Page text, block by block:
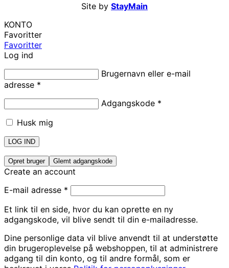
Site by StayMain
KONTO
Favoritter
Favoritter
Log ind
Brugernavn eller e-mail
adresse *
Adgangskode *
Husk mig
LOG IND
Opret bruger Glemt adgangskode
Create an account
E-mail adresse *
Et link til en side, hvor du kan oprette en ny
adgangskode, vil blive sendt til din e-mailadresse.
Dine personlige data vil blive anvendt til at understøtte
din brugeroplevelse på webshoppen, til at administrere
adgang til din konto, og til andre formål, som er